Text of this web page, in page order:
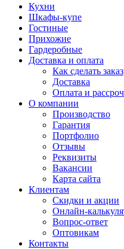
Кухни
Шкафы-купе
Гостиные
Прихожие
Гардеробные
Доставка и оплата
Как сделать заказ
Доставка
Оплата и
О компании
Производство
Гарантия
Портфолио
Отзывы
Реквизиты
Вакансии
Карта сайта
Клиентам
Скидки и акции
Онлайн-
Вопрос-ответ
Оптовикам
Контакты